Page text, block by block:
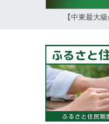
【中東最大